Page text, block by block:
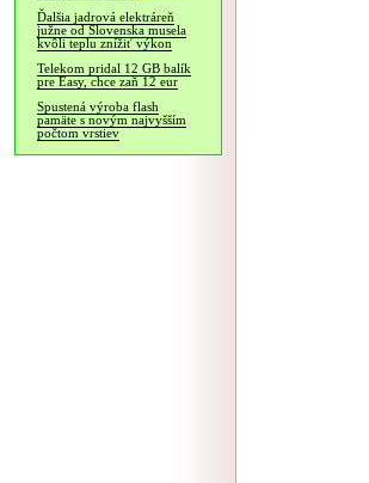
Ďalšia jadrová elektráreň
južne od Slovenska musela
kvôli teplu znížiť výkon
Telekom pridal 12 GB balík
pre Easy, chce zaň 12 eur
Spustená výroba flash
pamäte s novým najvyšším
počtom vrstiev